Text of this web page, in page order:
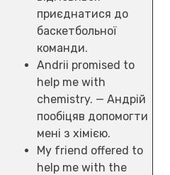
приєднатися до
баскетбольної
команди.
Andrii promised to
help me with
chemistry. — Андрій
пообіцяв допомогти
мені з хімією.
My friend offered to
help me with the